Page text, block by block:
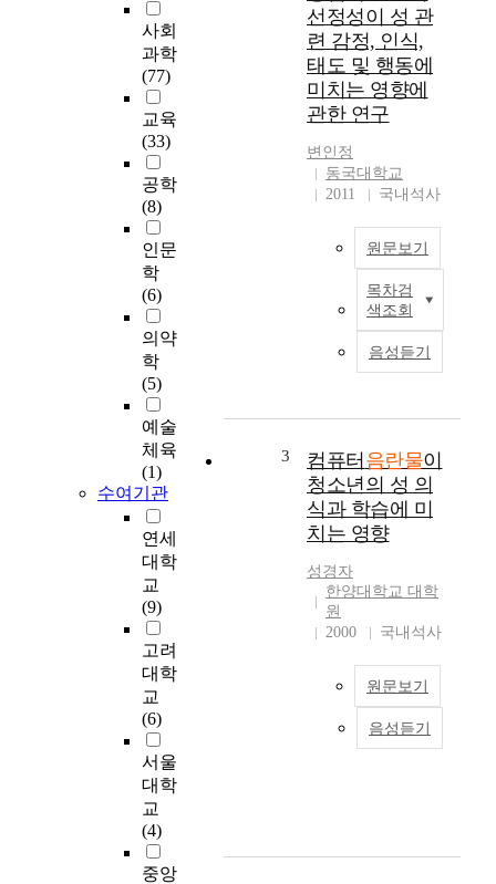
사회
과학
(77)
교육
(33)
공학
(8)
인문
학
(6)
의약
학
(5)
예술
체육
(1)
수여기관
연세
대학
교
(9)
고려
대학
교
(6)
서울
대학
교
(4)
중앙
선정성이 성 관
련 감정, 인식,
태도 및 행동에
미치는 영향에
관한 연구
변인정
동국대학교
2011
국내석사
원문보기
목차검
색조회
음성듣기
3 컴퓨터 음란물이
청소년의 성 의
식과 학습에 미
치는 영향
성경자
한양대학교 대학
원
2000
국내석사
원문보기
음성듣기